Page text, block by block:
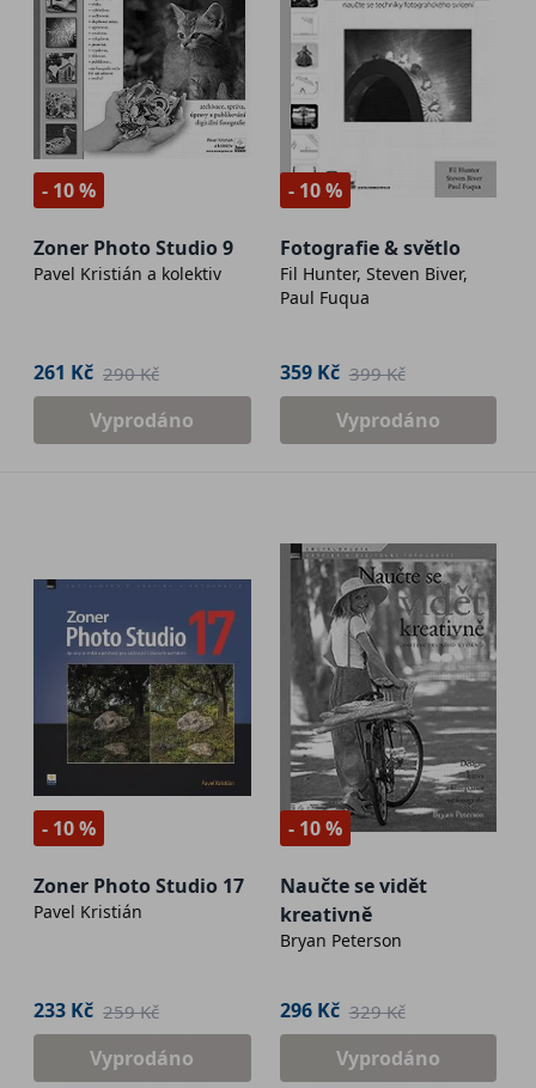
- 10 %
Zoner Photo Studio 9
Pavel Kristián a kolektiv
261 Kč 290 Kč
Vyprodáno
- 10 %
Fotografie & světlo
Fil Hunter, Steven Biver,
Paul Fuqua
359 Kč 399 Kč
Vyprodáno
- 10 %
Zoner Photo Studio 17
Pavel Kristián
233 Kč 259 Kč
Vyprodáno
- 10 %
Naučte se vidět
kreativně
Bryan Peterson
296 Kč 329 Kč
Vyprodáno